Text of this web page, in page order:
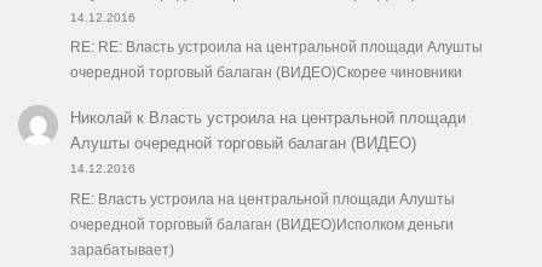
14.12.2016
RE: RE: Власть устроила на центральной площади Алушты
очередной торговый балаган (ВИДЕО)Скорее чиновники
Николайк Власть устроила на центральной площади
Алушты очередной торговый балаган (ВИДЕО)
14.12.2016
RE: Власть устроила на центральной площади Алушты
очередной торговый балаган (ВИДЕО)Исполком деньги
зарабатывает)